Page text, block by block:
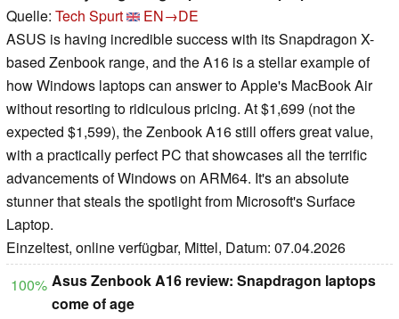
Quelle: Tech Spurt
EN→DE
ASUS is having incredible success with its Snapdragon X-
based Zenbook range, and the A16 is a stellar example of
how Windows laptops can answer to Apple's MacBook Air
without resorting to ridiculous pricing. At $1,699 (not the
expected $1,599), the Zenbook A16 still offers great value,
with a practically perfect PC that showcases all the terrific
advancements of Windows on ARM64. It's an absolute
stunner that steals the spotlight from Microsoft's Surface
Laptop.
Einzeltest, online verfügbar, Mittel, Datum: 07.04.2026
100% Asus Zenbook A16 review: Snapdragon laptops
come of age